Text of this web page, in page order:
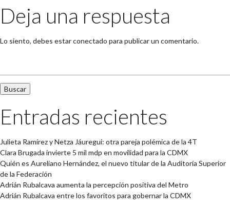
Deja una respuesta
Lo siento, debes estarconectado para publicar un comentario.
Entradas recientes
Julieta Ramírez y Netza Jáuregui: otra pareja polémica de la 4T
Clara Brugada invierte 5 mil mdp en movilidad para la CDMX
Quién es Aureliano Hernández, el nuevo titular de la Auditoría Superior
de la Federación
Adrián Rubalcava aumenta la percepción positiva del Metro
Adrián Rubalcava entre los favoritos para gobernar la CDMX